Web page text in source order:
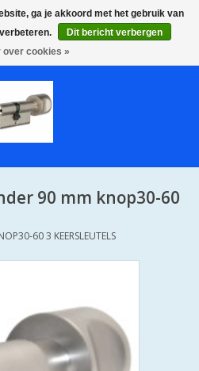
0 Artikelen - €0,00
90 mm knop30-60
60 3 KEERSLEUTELS
ga je akkoord met het gebruik van
Dit bericht verbergen
over cookies »